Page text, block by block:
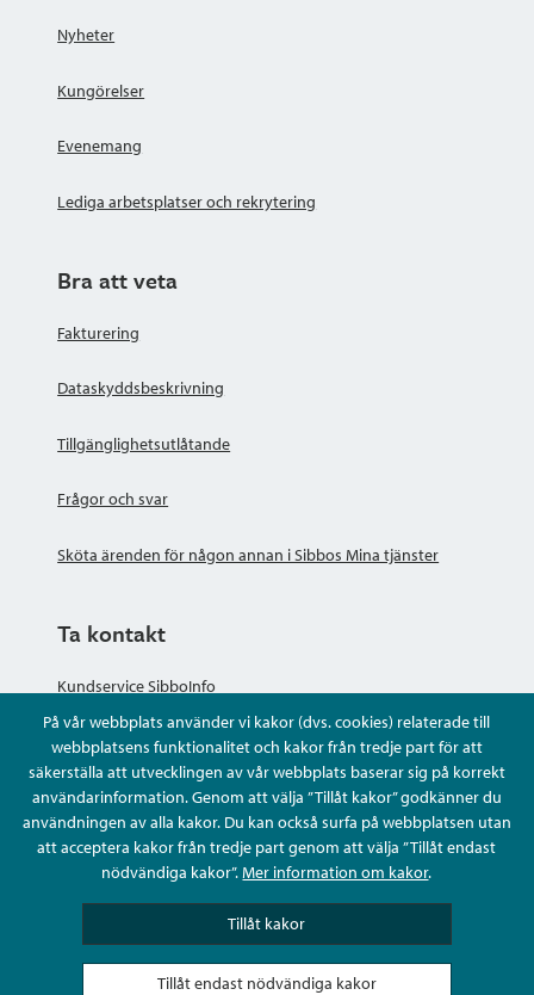
På vår webbplats använder vi kakor (dvs. cookies) relaterade till
webbplatsens funktionalitet och kakor från tredje part för att
säkerställa att utvecklingen av vår webbplats baserar sig på korrekt
användarinformation. Genom att välja ”Tillåt kakor” godkänner du
användningen av alla kakor. Du kan också surfa på webbplatsen utan
att acceptera kakor från tredje part genom att välja ”Tillåt endast
nödvändiga kakor”.Mer information om kakor.
Tillåt kakor
Tillåt endast nödvändiga kakor
Nyheter
Kungörelser
Evenemang
Lediga arbetsplatser och rekrytering
Bra att veta
Fakturering
Dataskyddsbeskrivning
Tillgänglighetsutlåtande
Frågor och svar
Sköta ärenden för någon annan i Sibbos Mina tjänster
Ta kontakt
Kundservice SibboInfo
Ge anonym respons
Ställ en fråga eller sköta ditt ärende
Kontaktuppgifter